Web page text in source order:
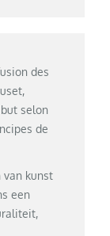
des
selon
de
van kunst
een